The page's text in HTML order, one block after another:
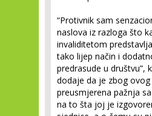
“Protivnik sam
naslova iz razloga što
invaliditetom
tako lijep način i
predrasude u društvu”,
dodaje da je zbog ovog
preusmjerena pažnja
na to šta joj je